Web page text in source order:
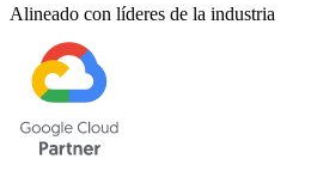
Alineado con líderes de la industria